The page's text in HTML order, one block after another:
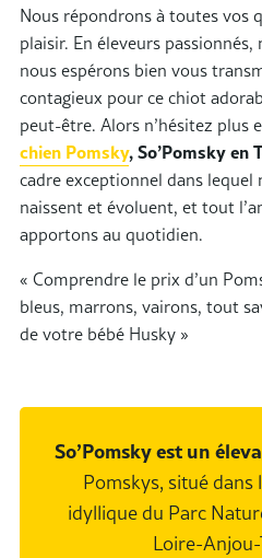
Nous répondrons à toutes vos
plaisir. En éleveurs
nous espérons bien vous
contagieux pour ce chiot
peut-être. Alors n’hésitez plus
chien Pomsky, So’Pomsky en
cadre exceptionnel dans lequel
naissent et évoluent, et tout
apportons au quotidien.
« Comprendre le prix d’un
bleus, marrons, vairons, tout
de votre bébé Husky»
So’Pomsky est un
Pomskys, situé
idyllique du Parc
Loire-